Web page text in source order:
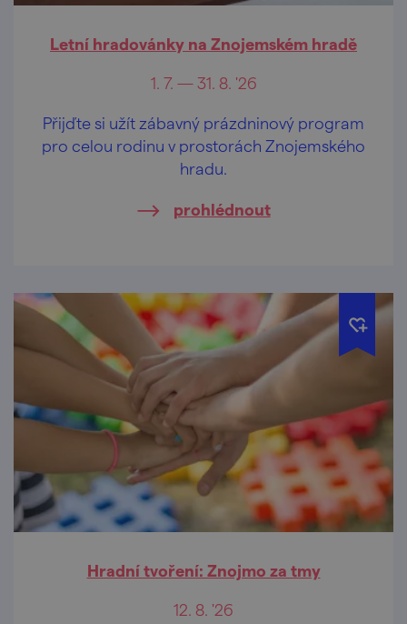
Letní hradovánky na Znojemském hradě
1. 7. — 31. 8. '26
Přijďte si užít zábavný prázdninový program
pro celou rodinu v prostorách Znojemského
hradu.
prohlédnout
Hradní tvoření: Znojmo za tmy
12. 8. '26